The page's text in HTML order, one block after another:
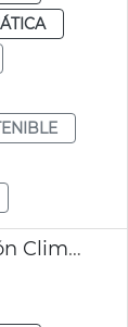
Fusión del CEMAS y la Fundación Clima i Energia